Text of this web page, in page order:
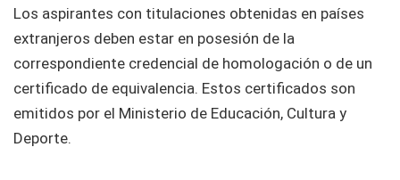
Los aspirantes con titulaciones obtenidas en países
extranjeros deben estar en posesión de la
correspondiente credencial de homologación o de un
certificado de equivalencia. Estos certificados son
emitidos por el Ministerio de Educación, Cultura y
Deporte.